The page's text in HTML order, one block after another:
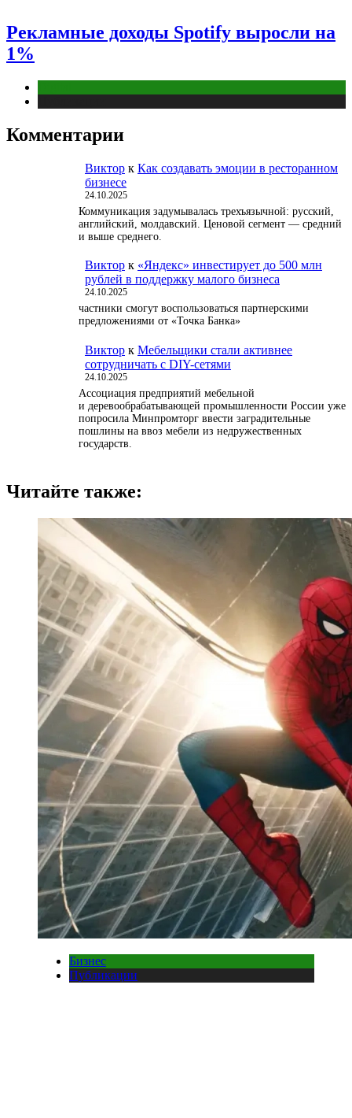
Рекламные доходы Spotify выросли на
1%
Комментарии
Виктор к Как создавать эмоции в ресторанном
бизнесе
24.10.2025
Коммуникация задумывалась трехъязычной: русский,
английский, молдавский. Ценовой сегмент — средний
и выше среднего.
Виктор к «Яндекс» инвестирует до 500 млн
рублей в поддержку малого бизнеса
24.10.2025
частники смогут воспользоваться партнерскими
предложениями от «Точка Банка»
Виктор к Мебельщики стали активнее
сотрудничать с DIY-сетями
24.10.2025
Ассоциация предприятий мебельной
и деревообрабатывающей промышленности России уже
попросила Минпромторг ввести заградительные
пошлины на ввоз мебели из недружественных
государств.
Читайте также:
Бизнес
Публикации